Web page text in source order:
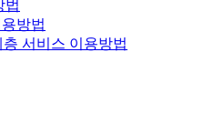
법
방법
서비스 이용방법